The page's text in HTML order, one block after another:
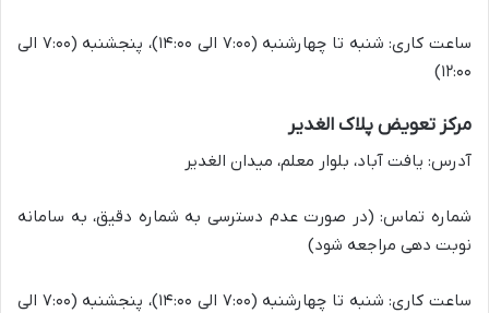
ساعت کاری: شنبه تا چهارشنبه (۷:۰۰ الی ۱۴:۰۰)، پنجشنبه (۷:۰۰ الی
۱۲:۰۰)
مرکز تعویض پلاک الغدیر
آدرس: یافت آباد، بلوار معلم، میدان الغدیر
شماره تماس: (در صورت عدم دسترسی به شماره دقیق، به سامانه
نوبت دهی مراجعه شود)
ساعت کاری: شنبه تا چهارشنبه (۷:۰۰ الی ۱۴:۰۰)، پنجشنبه (۷:۰۰ الی